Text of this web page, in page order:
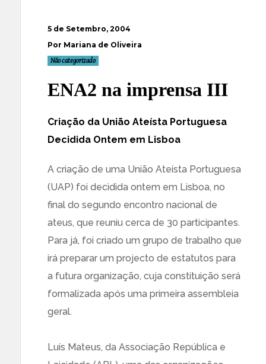
5 de Setembro, 2004
Por Mariana de Oliveira
Não categorizado
ENA2 na imprensa III
Criação da União Ateísta Portuguesa
Decidida Ontem em Lisboa
A criação de uma União Ateísta Portuguesa
(UAP) foi decidida ontem em Lisboa, no
final do segundo encontro nacional de
ateus, que reuniu cerca de 30 participantes.
Para já, foi criado um grupo de trabalho que
irá preparar um projecto de estatutos para
a futura organização, cuja constituição será
formalizada após uma primeira assembleia
geral.
Luís Mateus, da Associação República e